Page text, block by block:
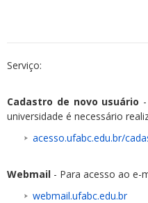
Serviço:
Cadastro de novo usuário
universidade é necessário
acesso.ufabc.edu.br/
Webmail - Para acesso ao e-
webmail.ufabc.edu.br